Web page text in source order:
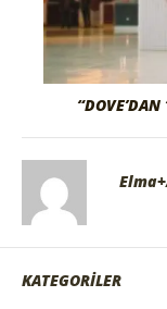
“DOVE’DAN
KATEGORİLER